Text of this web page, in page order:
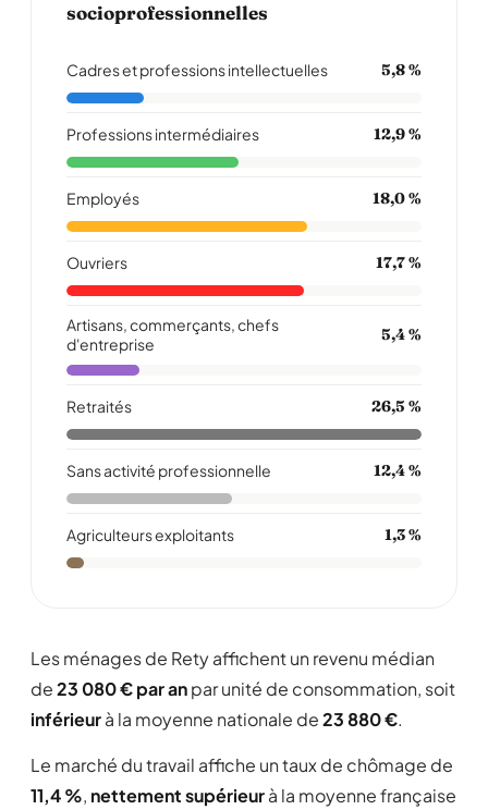
socioprofessionnelles
Cadres et professions intellectuelles 5,8 %
Professions intermédiaires 12,9 %
Employés 18,0 %
Ouvriers 17,7 %
Artisans, commerçants, chefs
d'entreprise
5,4 %
Retraités 26,5 %
Sans activité professionnelle 12,4 %
Agriculteurs exploitants 1,3 %
Les ménages de Rety affichent un revenu médian
de23 080 € par anpar unité de consommation, soit
inférieurà la moyenne nationale de23 880 €.
Le marché du travail affiche un taux de chômage de
11,4 %, nettement supérieurà la moyenne française